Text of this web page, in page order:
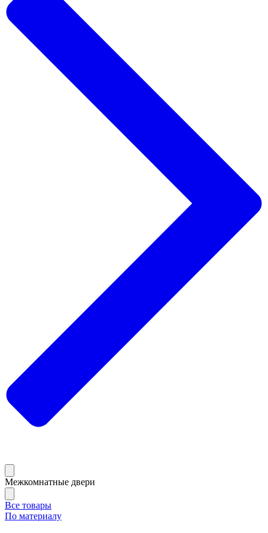
Межкомнатные двери
Все товары
По материалу